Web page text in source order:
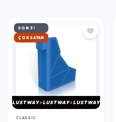
SON 3!
ÇOK SATAN
LUSTWAY LUSTWAY LUSTWAY
CLASSIC